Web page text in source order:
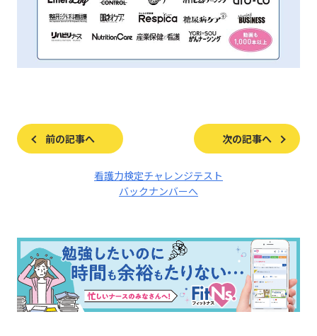
前の記事へ 次の記事へ
看護力検定チャレンジテスト
バックナンバーへ